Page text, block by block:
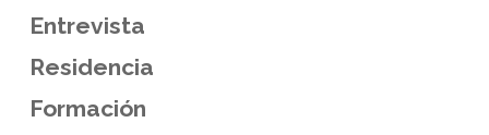
Entrevista
Residencia
Formación